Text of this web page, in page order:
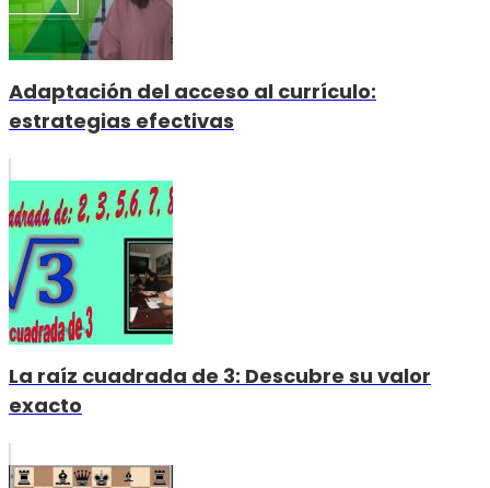
Adaptación del acceso al currículo:
estrategias efectivas
La raíz cuadrada de 3: Descubre su valor
exacto